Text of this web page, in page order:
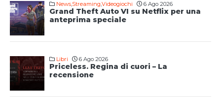
News,Streaming,Videogiochi 6 Ago 2026
Grand Theft Auto VI su Netflix per una
anteprima speciale
Libri 6 Ago 2026
Priceless. Regina di cuori – La
recensione